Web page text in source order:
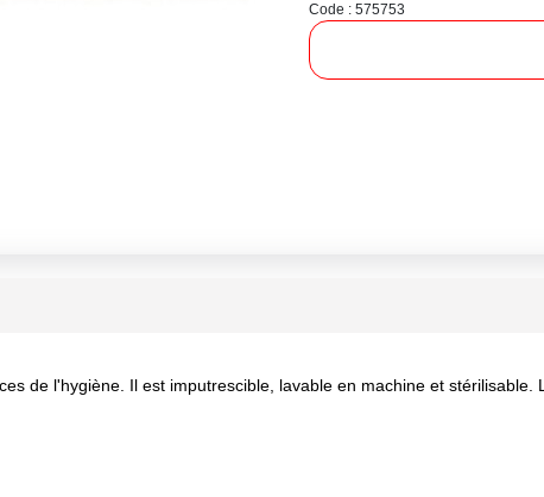
Code : 575753
de l'hygiène. Il est imputrescible, lavable en machine et